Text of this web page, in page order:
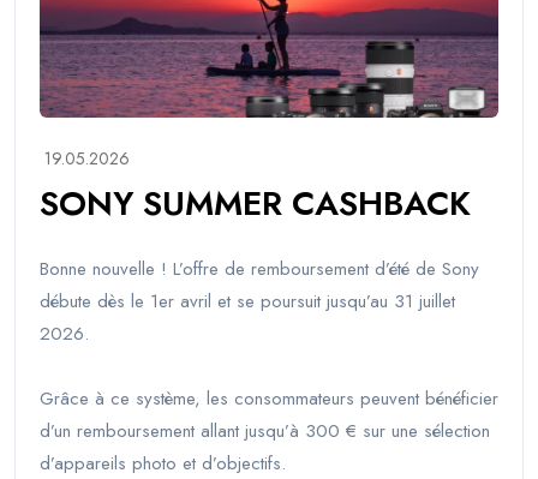
19.05.2026
SONY SUMMER CASHBACK
Bonne nouvelle ! L’offre de remboursement d’été de Sony
débute dès le 1er avril et se poursuit jusqu’au 31 juillet
2026.
Grâce à ce système, les consommateurs peuvent bénéficier
d’un remboursement allant jusqu’à 300 € sur une sélection
d’appareils photo et d’objectifs.